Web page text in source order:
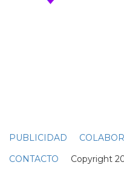
PUBLICIDAD
CONTACTO Copyright